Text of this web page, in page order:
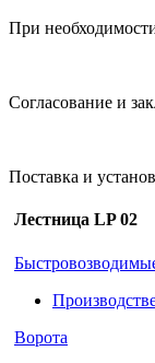
При
Согласование и
Поставка и
Лестница LP 02
Ворота